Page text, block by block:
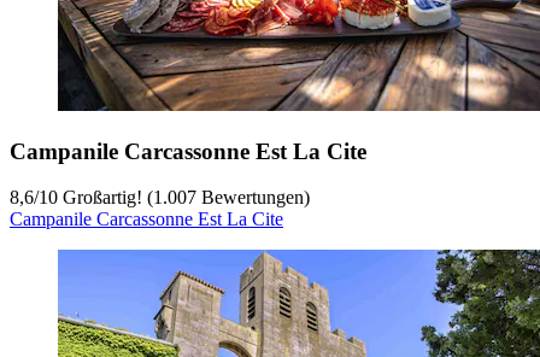
Campanile Carcassonne Est La Cite
8,6/10 Großartig! (1.007 Bewertungen)
Campanile Carcassonne Est La Cite